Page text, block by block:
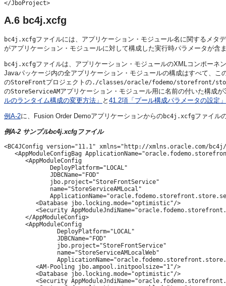
A.6 bc4j.xcfg
bc4j.xcfgファイルには、アプリケーション・モジュール名に関するメタ
がアプリケーション・モジュールに対して構成した実行時パラメータが含
bc4j.xcfgファイルは、アプリケーション・モジュールのXMLコンポーネ
Javaパッケージ内の全アプリケーション・モジュールの構成はすべて、
のStoreFrontプロジェクトの./classes/oracle/fodemo/storefront/
のStoreServiceAMアプリケーション・モジュール用に名前の付いた構成
ルのランタイム構成の変更方法」 と 41.2項「プール構成パラメータの設定」
例A-2に、Fusion Order Demoアプリケーションからのbc4j.xcfgファイル
例A-2 サンプルbc4j.xcfgファイル
<BC4JConfig version="11.1" xmlns="http://xmlns.oracle.com/
<AppModuleConfigBag
      <AppModuleConfig
             DeployPlatform="LOCAL"
             JDBCName="FOD"
             jbo.project="StoreFrontService"
             name="StoreServiceAMLocal"
         <Database jbo.locking.mode="optimistic"/>
<Security
      </AppModuleConfig>
      <AppModuleConfig
               DeployPlatform="LOCAL"
               JDBCName="FOD"
               jbo.project="StoreFrontService"
               name="StoreServiceAMLocalWeb"
         <AM-Pooling jbo.ampool.initpoolsize="1"/>
         <Database jbo.locking.mode="optimistic"/>
<Security